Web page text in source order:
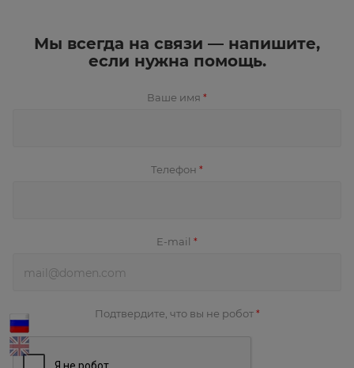
Мы всегда на связи — напишите,
если нужна помощь.
Ваше имя *
Телефон *
E-mail *
Подтвердите, что вы не робот *